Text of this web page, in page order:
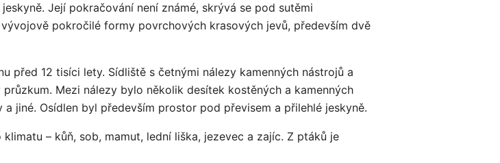
Její pokračování není známé, skrývá se pod sutěmi
pokročilé formy povrchových krasových jevů, především dvě
před 12 tisíci lety. Sídliště s četnými nálezy kamenných nástrojů a
Mezi nálezy bylo několik desítek kostěných a kamenných
jiné. Osídlen byl především prostor pod převisem a přilehlé jeskyně.
– kůň, sob, mamut, lední liška, jezevec a zajíc. Z ptáků je